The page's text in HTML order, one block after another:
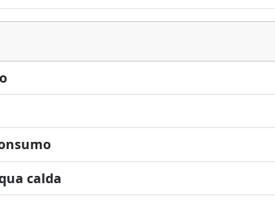
cottura
Tavolo da pranzo
calda